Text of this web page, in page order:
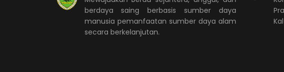
berdaya saing berbasis sumber daya
manusia pemanfaatan sumber daya alam
secara berkelanjutan.